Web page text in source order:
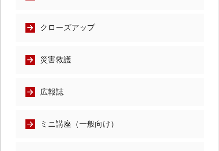
クローズアップ
災害救護
広報誌
ミニ講座（一般向け）